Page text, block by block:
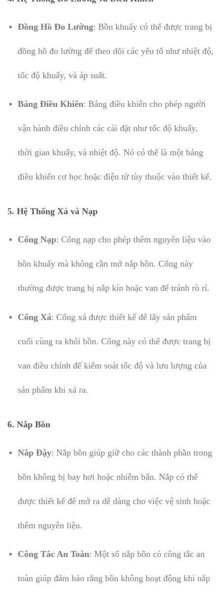
Đồng Hồ Đo Lường: Bồn khuấy có thể được trang bị
đồng hồ đo lường để theo dõi các yếu tố như nhiệt độ,
tốc độ khuấy, và áp suất.
Bảng Điều Khiển: Bảng điều khiển cho phép người
vận hành điều chỉnh các cài đặt như tốc độ khuấy,
thời gian khuấy, và nhiệt độ. Nó có thể là một bảng
điều khiển cơ học hoặc điện tử tùy thuộc vào thiết kế.
5. Hệ Thống Xả và Nạp
Cổng Nạp: Cổng nạp cho phép thêm nguyên liệu vào
bồn khuấy mà không cần mở nắp bồn. Cổng này
thường được trang bị nắp kín hoặc van để tránh rò rỉ.
Cổng Xả: Cổng xả được thiết kế để lấy sản phẩm
cuối cùng ra khỏi bồn. Cổng này có thể được trang bị
van điều chỉnh để kiểm soát tốc độ và lưu lượng của
sản phẩm khi xả ra.
6. Nắp Bồn
Nắp Đậy: Nắp bồn giúp giữ cho các thành phần trong
bồn không bị bay hơi hoặc nhiễm bẩn. Nắp có thể
được thiết kế để mở ra dễ dàng cho việc vệ sinh hoặc
thêm nguyên liệu.
Công Tắc An Toàn: Một số nắp bồn có công tắc an
toàn giúp đảm bảo rằng bồn không hoạt động khi nắp